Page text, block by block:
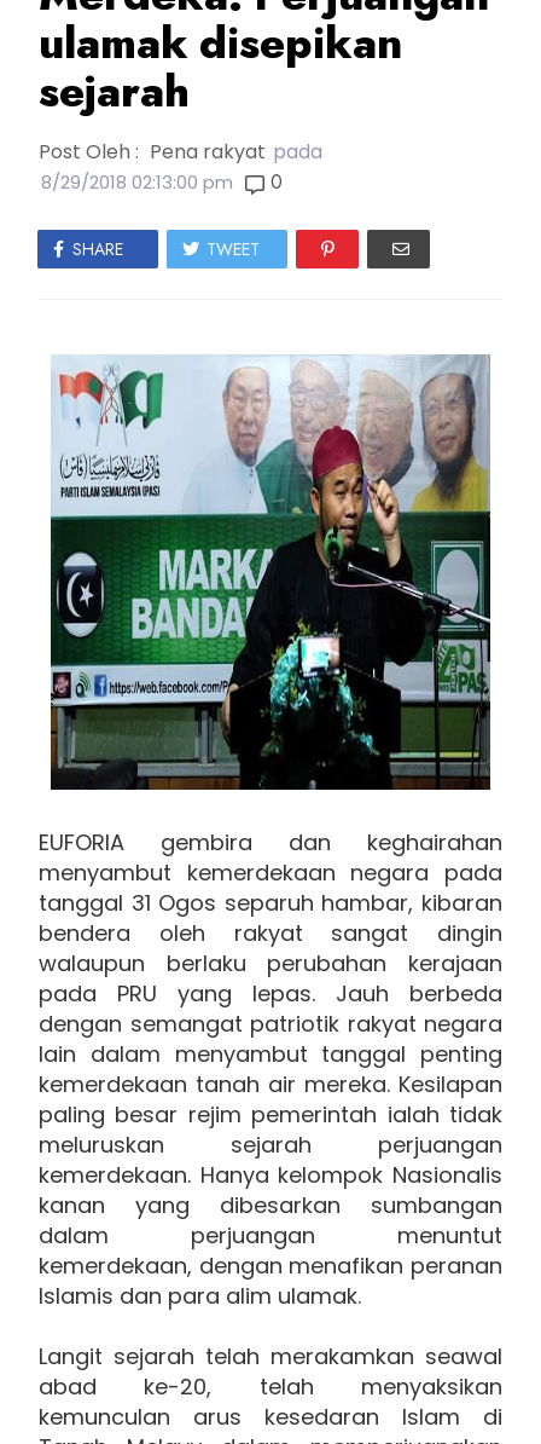
ulamak disepikan
sejarah
Post Oleh : Pena rakyat pada
8/29/2018 02:13:00 pm 0
SHARE TWEET
EUFORIA gembira dan keghairahan
menyambut kemerdekaan negara pada
tanggal 31 Ogos separuh hambar, kibaran
bendera oleh rakyat sangat dingin
walaupun berlaku perubahan kerajaan
pada PRU yang lepas. Jauh berbeda
dengan semangat patriotik rakyat negara
lain dalam menyambut tanggal penting
kemerdekaan tanah air mereka. Kesilapan
paling besar rejim pemerintah ialah tidak
meluruskan sejarah perjuangan
kemerdekaan. Hanya kelompok Nasionalis
kanan yang dibesarkan sumbangan
dalam perjuangan menuntut
kemerdekaan, dengan menafikan peranan
Islamis dan para alim ulamak.
Langit sejarah telah merakamkan seawal
abad ke-20, telah menyaksikan
kemunculan arus kesedaran Islam di